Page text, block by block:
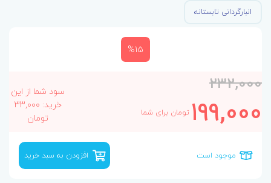
انبارگردانی تابستانه
%15
232,000
199,000 تومان برای شما
سود شما از این
خرید: 33,000
تومان
موجود است افزودن به سبد خرید